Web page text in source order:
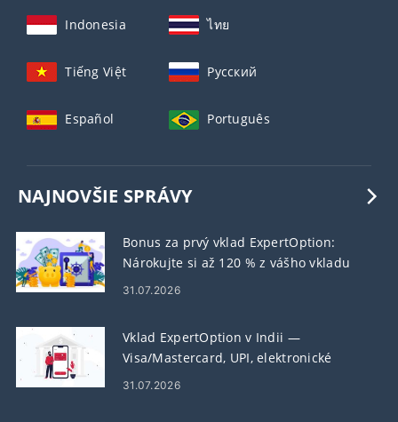
Indonesia ไทย
Tiếng Việt Русский
Español Português
NAJNOVŠIE SPRÁVY
Bonus za prvý vklad ExpertOption:
Nárokujte si až 120 % z vášho vkladu
31.07.2026
Vklad ExpertOption v Indii —
Visa/Mastercard, UPI, elektronické
platby a kryptomeny
31.07.2026